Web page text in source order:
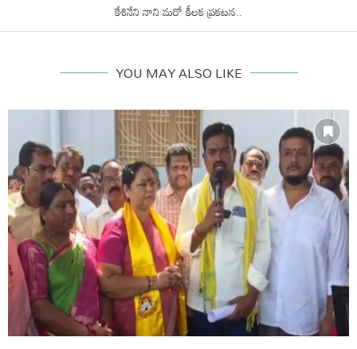
కేశినేని నాని మరో కీలక ప్రకటన..
YOU MAY ALSO LIKE